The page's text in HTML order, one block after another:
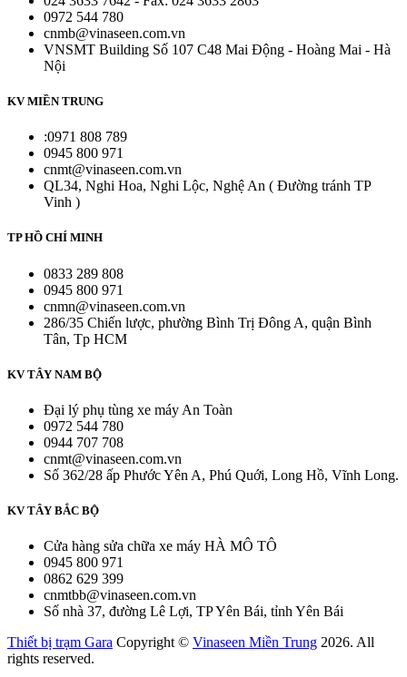
0972 544 780
cnmb@vinaseen.com.vn
VNSMT Building Số 107 C48 Mai Động - Hoàng Mai - Hà
Nội
KV MIỀN TRUNG
:0971 808 789
0945 800 971
cnmt@vinaseen.com.vn
QL34, Nghi Hoa, Nghi Lộc, Nghệ An ( Đường tránh TP
Vinh )
TP HỒ CHÍ MINH
0833 289 808
0945 800 971
cnmn@vinaseen.com.vn
286/35 Chiến lược, phường Bình Trị Đông A, quận Bình
Tân, Tp HCM
KV TÂY NAM BỘ
Đại lý phụ tùng xe máy An Toàn
0972 544 780
0944 707 708
cnmt@vinaseen.com.vn
Số 362/28 ấp Phước Yên A, Phú Quới, Long Hồ, Vĩnh Long.
KV TÂY BẮC BỘ
Cửa hàng sửa chữa xe máy HÀ MÔ TÔ
0945 800 971
0862 629 399
cnmtbb@vinaseen.com.vn
Số nhà 37, đường Lê Lợi, TP Yên Bái, tỉnh Yên Bái
Thiết bị trạm Gara Copyright © Vinaseen Miền Trung 2026. All
rights reserved.